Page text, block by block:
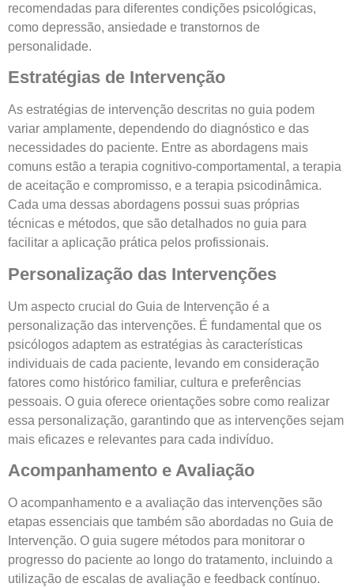
recomendadas para diferentes condições psicológicas,
como depressão, ansiedade e transtornos de
personalidade.
Estratégias de Intervenção
As estratégias de intervenção descritas no guia podem
variar amplamente, dependendo do diagnóstico e das
necessidades do paciente. Entre as abordagens mais
comuns estão a terapia cognitivo-comportamental, a terapia
de aceitação e compromisso, e a terapia psicodinâmica.
Cada uma dessas abordagens possui suas próprias
técnicas e métodos, que são detalhados no guia para
facilitar a aplicação prática pelos profissionais.
Personalização das Intervenções
Um aspecto crucial do Guia de Intervenção é a
personalização das intervenções. É fundamental que os
psicólogos adaptem as estratégias às características
individuais de cada paciente, levando em consideração
fatores como histórico familiar, cultura e preferências
pessoais. O guia oferece orientações sobre como realizar
essa personalização, garantindo que as intervenções sejam
mais eficazes e relevantes para cada indivíduo.
Acompanhamento e Avaliação
O acompanhamento e a avaliação das intervenções são
etapas essenciais que também são abordadas no Guia de
Intervenção. O guia sugere métodos para monitorar o
progresso do paciente ao longo do tratamento, incluindo a
utilização de escalas de avaliação e feedback contínuo.